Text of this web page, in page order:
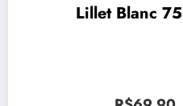
Lillet Blanc